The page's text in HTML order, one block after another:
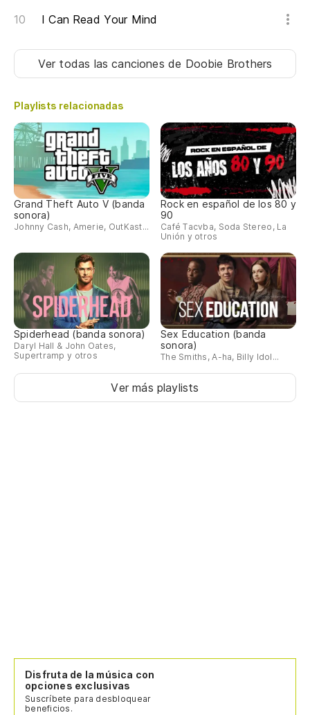
I Can Read Your Mind
Ver todas las cancionesde Doobie Brothers
Playlists relacionadas
Grand Theft Auto V (banda
sonora)
Johnny Cash, Amerie, OutKast...
Rock en español de los 80 y
90
Café Tacvba, Soda Stereo, La
Unión y otros
Spiderhead (banda sonora)
Daryl Hall & John Oates,
Supertramp y otros
Sex Education (banda
sonora)
The Smiths, A-ha, Billy Idol...
Ver más playlists
Disfruta de la música con
opciones exclusivas
Suscríbete para desbloquear
beneficios.